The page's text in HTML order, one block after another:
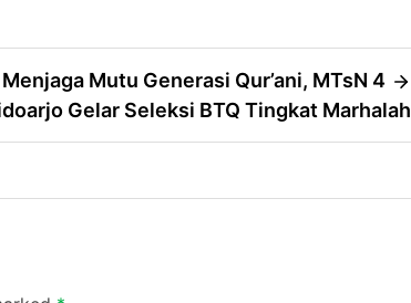
Menjaga Mutu Generasi Qur’ani, MTsN 4
Gelar Seleksi BTQ Tingkat Marhalah